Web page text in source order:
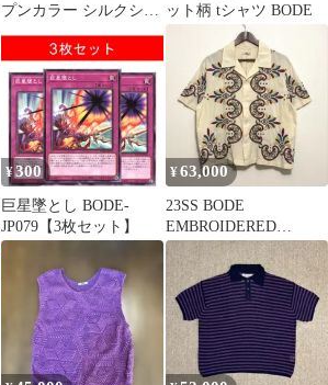
プンカラー シルクシャ
ット柄 tシャツ BODE
¥300
巨星墜とし BODE-
JP079【3枚セット】
¥63,000
23SS BODE
EMBROIDERED
CARNIVAL SHIRT